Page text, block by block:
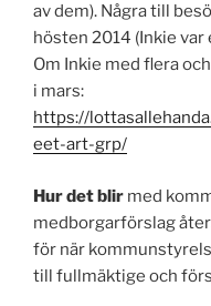
av dem). Några till
hösten 2014 (Inkie var
Om Inkie med flera
i mars:
https://
eet-art-grp/
Hur det blir med
medborgarförslag
för när
till fullmäktige och